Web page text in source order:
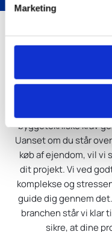
Marketing
Hos Total
for både private og
byggetekniske krav
Uanset om du står
køb af ejendom, vil vi
dit projekt. Vi ved
komplekse og
guide dig gennem
branchen står vi klar
sikre, at dine